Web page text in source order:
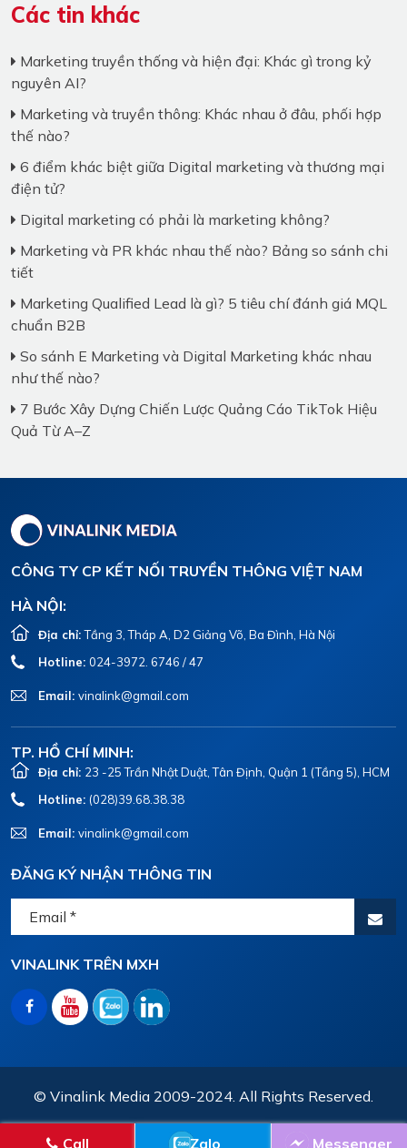
Các tin khác
Marketing truyền thống và hiện đại: Khác gì trong kỷ
nguyên AI?
Marketing và truyền thông: Khác nhau ở đâu, phối hợp
thế nào?
6 điểm khác biệt giữa Digital marketing và thương mại
điện tử?
Digital marketing có phải là marketing không?
Marketing và PR khác nhau thế nào? Bảng so sánh chi
tiết
Marketing Qualified Lead là gì? 5 tiêu chí đánh giá MQL
chuẩn B2B
So sánh E Marketing và Digital Marketing khác nhau
như thế nào?
7 Bước Xây Dựng Chiến Lược Quảng Cáo TikTok Hiệu
Quả Từ A–Z
CÔNG TY CP KẾT NỐI TRUYỀN THÔNG VIỆT NAM
HÀ NỘI:
Địa chỉ:Tầng 3, Tháp A, D2 Giảng Võ, Ba Đình, Hà Nội
Hotline: 024-3972. 6746 / 47
Email: vinalink@gmail.com
TP. HỒ CHÍ MINH:
Địa chỉ: 23 -25 Trần Nhật Duật, Tân Định, Quận 1 (Tầng 5), HCM
Hotline: (028)39.68.38.38
Email: vinalink@gmail.com
ĐĂNG KÝ NHẬN THÔNG TIN
VINALINK TRÊN MXH
© Vinalink Media 2009-2024. All Rights Reserved.
Call Zalo Messenger